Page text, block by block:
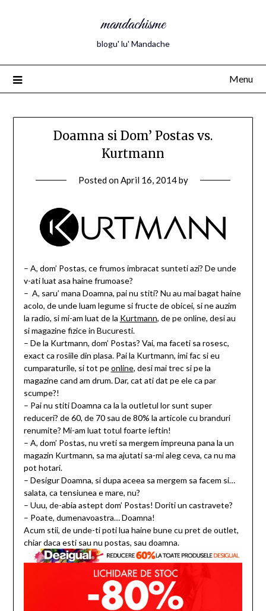
mandachisme
blogu' lu' Mandache
Menu
Doamna si Dom’ Postas vs.
Kurtmann
Posted onApril 16, 2014by
– A, dom’ Postas, ce frumos imbracat sunteti azi? De unde
v-ati luat asa haine frumoase?
– A, saru’ mana Doamna, pai nu stiti? Nu au mai bagat haine
acolo, de unde luam legume si fructe de obicei, si ne auzim
la radio, si mi-am luat de la Kurtmann, de pe online, desi au
si magazine fizice in Bucuresti.
– De la Kurtmann, dom’ Postas? Vai, ma faceti sa rosesc,
exact ca rosiile din plasa. Pai la Kurtmann, imi fac si eu
cumparaturile, si tot peonline, desi mai trec si pe la
magazine cand am drum. Dar, cat ati dat pe ele ca par
scumpe?!
– Pai nu stiti Doamna ca la la outletul lor sunt super
reduceri? de 60, de 70 sau de 80% la articole cu branduri
renumite? Mi-am luat totul foarte ieftin!
– A, dom’ Postas, nu vreti sa mergem impreuna pana la un
magazin Kurtmann, sa ma ajutati sa-mi aleg ceva, ca nu ma
pot hotari.
– Desigur Doamna, si dupa aceea sa mergem sa facem si…
salata, ca tensiunea e mare, nu?
– Uuu, de-abia astept dom’ Postas! Doriti un castravete?
– Poate, dumenavoastra… Doamna!
Acum stii, de unde-ti poti lua haine bune cu pret de outlet,
chiar daca esti sau nu postas, sau doamna.